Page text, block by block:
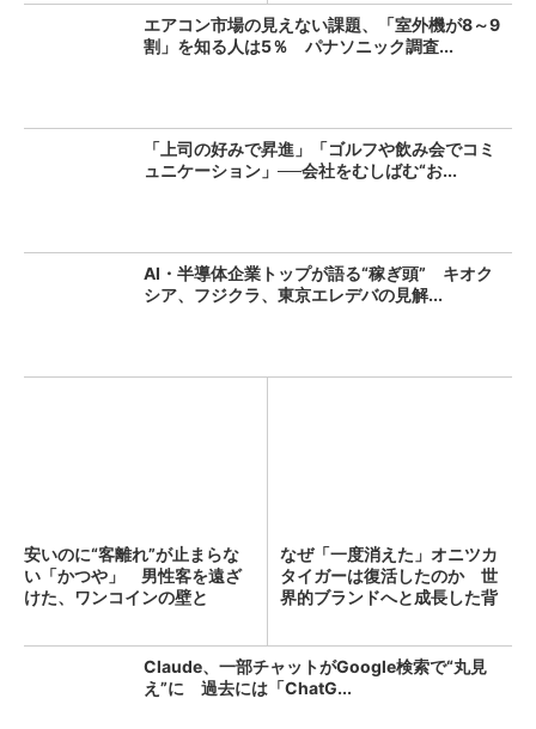
エアコン市場の見えない課題、「室外機が8～9
割」を知る人は5％ パナソニック調査...
「上司の好みで昇進」「ゴルフや飲み会でコミ
ュニケーション」──会社をむしばむ“お...
AI・半導体企業トップが語る“稼ぎ頭” キオク
シア、フジクラ、東京エレデバの見解...
安いのに“客離れ”が止まらな
い「かつや」 男性客を遠ざ
けた、ワンコインの壁と
なぜ「一度消えた」オニツカ
タイガーは復活したのか 世
界的ブランドへと成長した背
Claude、一部チャットがGoogle検索で“丸見
え”に 過去には「ChatG...